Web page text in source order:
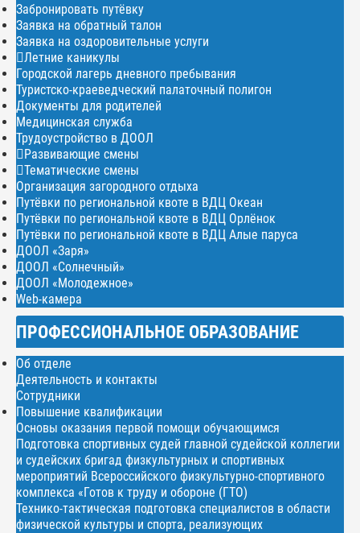
Забронировать путёвку
Заявка на обратный талон
Заявка на оздоровительные услуги
Летние каникулы
Городской лагерь дневного пребывания
Туристско-краеведческий палаточный полигон
Документы для родителей
Медицинская служба
Трудоустройство в ДООЛ
Развивающие смены
Тематические смены
Организация загородного отдыха
Путёвки по региональной квоте в ВДЦ Океан
Путёвки по региональной квоте в ВДЦ Орлёнок
Путёвки по региональной квоте в ВДЦ Алые паруса
ДООЛ «Заря»
ДООЛ «Солнечный»
ДООЛ «Молодежное»
Web-камера
ПРОФЕССИОНАЛЬНОЕ ОБРАЗОВАНИЕ
Об отделе
Деятельность и контакты
Сотрудники
Повышение квалификации
Основы оказания первой помощи обучающимся
Подготовка спортивных судей главной судейской коллегии
и судейских бригад физкультурных и спортивных
мероприятий Всероссийского физкультурно-спортивного
комплекса «Готов к труду и обороне (ГТО)
Технико-тактическая подготовка специалистов в области
физической культуры и спорта, реализующих